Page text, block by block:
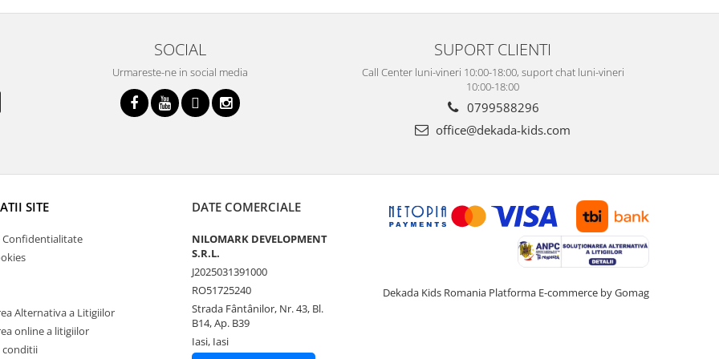
SOCIAL
Urmareste-ne in social media
SUPORT CLIENTI
Call Center luni-vineri 10:00-18:00, suport chat luni-vineri
10:00-18:00
0799588296
office@dekada-kids.com
SITE
Confidentialitate
Alternativa a Litigiilor
online a litigiilor
conditii
DATE COMERCIALE
NILOMARK DEVELOPMENT
S.R.L.
J2025031391000
RO51725240
Strada Fântânilor, Nr. 43, Bl.
B14, Ap. B39
Iasi, Iasi
Dekada Kids Romania Platforma E-commerce by Gomag